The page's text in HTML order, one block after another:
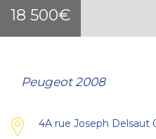
18 500€
Peugeot 2008
4A rue Joseph Delsaut